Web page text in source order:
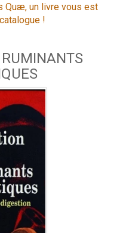
Quæ, un livre vous est
!